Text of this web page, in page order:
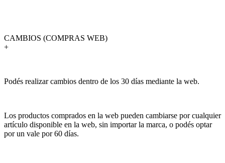
CAMBIOS (COMPRAS WEB)
+
Podés realizar cambios dentro de los 30 días mediante la web.
Los productos comprados en la web pueden cambiarse por cualquier
artículo disponible en la web, sin importar la marca, o podés optar
por un vale por 60 días.